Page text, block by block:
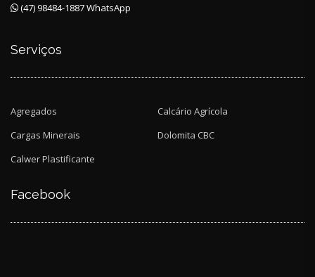
(47) 98484-1887 WhatsApp
Serviços
Agregados
Calcário Agrícola
Cargas Minerais
Dolomita CBC
Calwer Plastificante
Facebook